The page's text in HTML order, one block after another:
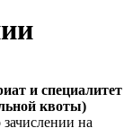
и специалитет
квоты)
зачислении на